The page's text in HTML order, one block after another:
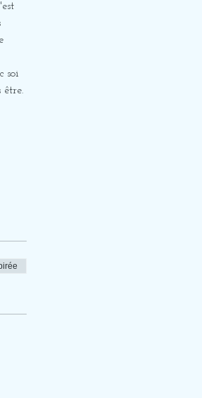
soi
être.